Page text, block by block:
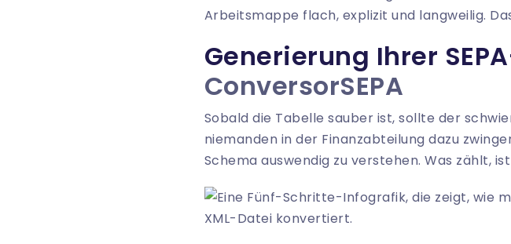
Arbeitsmappe flach, explizit und langweilig.
Generierung Ihrer
ConversorSEPA
Sobald die Tabelle sauber ist, sollte der
niemanden in der Finanzabteilung dazu
Schema auswendig zu verstehen. Was zählt,